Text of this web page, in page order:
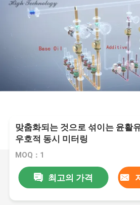
맞춤화되는 것으로 섞이는 윤활
우호적 동시 미터링
MOQ：1
최고의 가격